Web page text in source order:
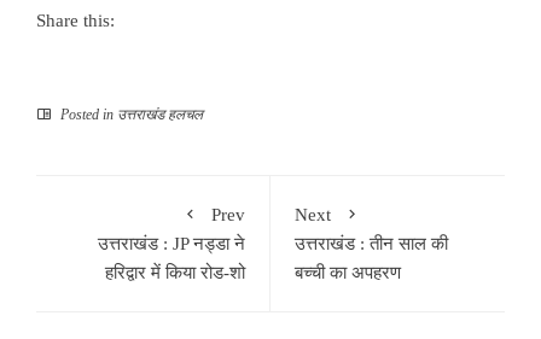
Share this:
Posted in उत्तराखंड हलचल
Prev
उत्तराखंड : JP नड्डा ने
हरिद्वार में किया रोड-शो
Next
उत्तराखंड : तीन साल की
बच्ची का अपहरण